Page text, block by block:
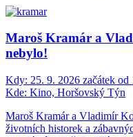
Maroš Kramár a
nebylo!
Kdy: 25. 9. 2026 začátek od
Kde: Kino, Horšovský Týn
Maroš Kramár a Vladimír
životních historek a